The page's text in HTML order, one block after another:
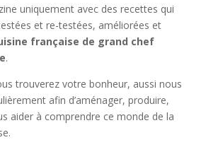
uniquement avec des recettes qui
et re-testées, améliorées et
française de grand chef
.
trouverez votre bonheur, aussi nous
afin d’aménager, produire,
aider à comprendre ce monde de la